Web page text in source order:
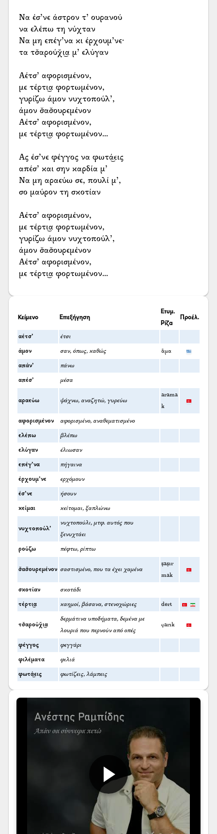
Να έσ’νε άστρον τ’ ουρανού
να ελέπω τη νύχταν
Να μη επέγ’να κι έρχουμ’νε·
τα τσ̌αρούχ̌ι͜α μ’ ελύγαν
Αέτσ’ αφορισμένον,
με τέρτι͜α φορτωμένον,
γυρίζω άμον νυχτοπούλ’,
άμον σ̌ασ̌ουρεμένον
Αέτσ’ αφορισμένον,
με τέρτι͜α φορτωμένον...
Ας έσ’νε φέγγος να φωτά͜εις
απέσ’ και σην καρδία μ’
Να μη αραεύω σε, πουλί μ’,
σο μαύρον τη σκοτίαν
Αέτσ’ αφορισμένον,
με τέρτι͜α φορτωμένον,
γυρίζω άμον νυχτοπούλ’,
άμον σ̌ασ̌ουρεμένον
Αέτσ’ αφορισμένον,
με τέρτι͜α φορτωμένον...
Κείμενο Επεξήγηση
Ετυμ.
Ρίζα
Προέλ.
αέτσ’ έτσι
άμον σαν, όπως, καθώς ἅμα
απάν’ πάνω
απέσ’ μέσα
αραεύω ψάχνω, αναζητώ, γυρεύω
arama
k
αφορισμένον αφορισμένο, αναθεματισμένο
ελέπω βλέπω
ελύγαν έλιωσαν
επέγ’να πήγαινα
έρχουμ’νε ερχόμουν
έσ’νε ήσουν
κείμαι κείτομαι, ξαπλώνω
νυχτοπούλ’
νυχτοπούλι, μτφ. αυτός που
ξενυχτάει
ρούζω πέφτω, ρίπτω
σ̌ασ̌ουρεμένον σαστισμένο, που τα έχει χαμένα
şaşır
mak
σκοτίαν σκοτάδι
τέρτι͜α καημοί, βάσανα, στενοχώριες dert
τσ̌αρούχ̌ι͜α
δερμάτινα υποδήματα, δεμένα με
λουριά που περνούν από οπές
çarık
φέγγος φεγγάρι
φιλέματα φιλιά
φωτά͜εις φωτίζεις, λάμπεις